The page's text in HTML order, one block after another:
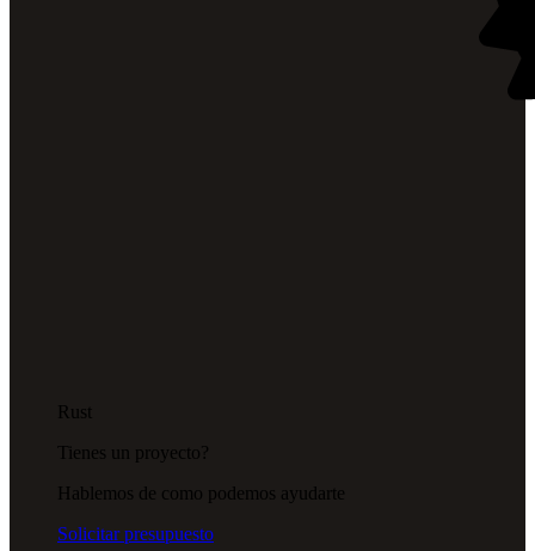
Rust
Tienes un proyecto?
Hablemos de como podemos ayudarte
Solicitar presupuesto